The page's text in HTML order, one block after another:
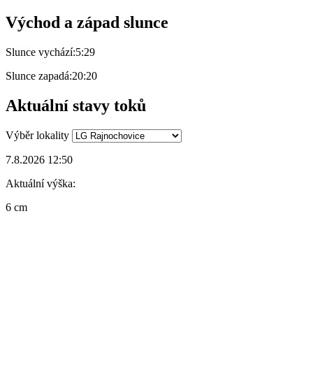
Východ a západ slunce
Slunce vychází:5:29
Slunce zapadá:20:20
Aktuální stavy toků
Výběr lokality
7.8.2026 12:50
Aktuální výška:
6 cm